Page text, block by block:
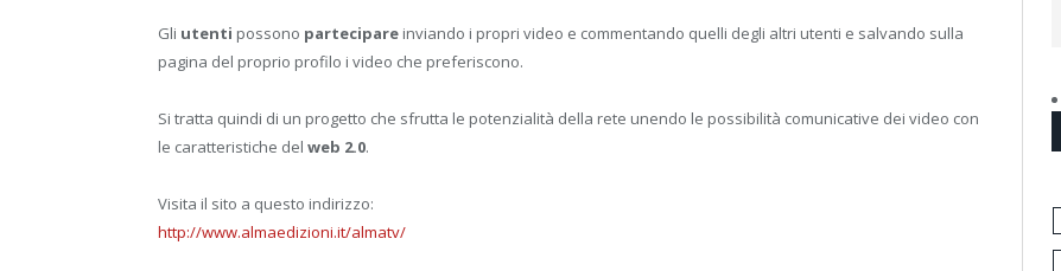
Gli utenti possono partecipare inviando i propri video e commentando quelli degli altri utenti e salvando sulla
pagina del proprio profilo i video che preferiscono.
Si tratta quindi di un progetto che sfrutta le potenzialità della rete unendo le possibilità comunicative dei video con
le caratteristiche del web 2.0.
Visita il sito a questo indirizzo:
http://www.almaedizioni.it/almatv/